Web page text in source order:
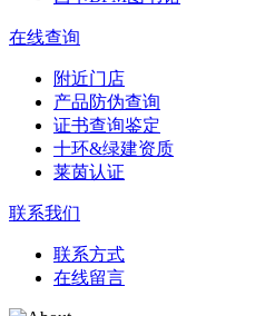
在线查询
附近门店
产品防伪查询
证书查询鉴定
十环&绿建资质
莱茵认证
联系我们
联系方式
在线留言